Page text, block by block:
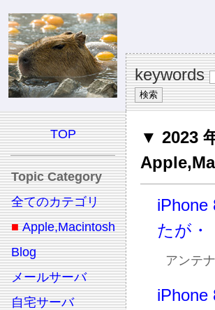
keywords
TOP
Topic Category
全てのカテゴリ
■ Apple,Macintosh
Blog
メールサーバ
自宅サーバ
▼ 2023
iPhone
たが・
アンテ